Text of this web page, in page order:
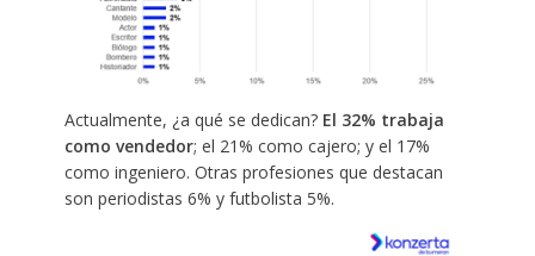
Actualmente, ¿a qué se dedican? El 32% trabaja
como vendedor; el 21% como cajero; y el 17%
como ingeniero. Otras profesiones que destacan
son periodistas 6% y futbolista 5%.